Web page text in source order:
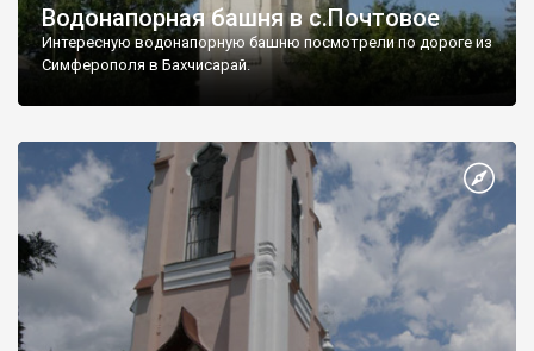
Водонапорная башня в с.Почтовое
Интересную водонапорную башню посмотрели по дороге из
Симферополя в Бахчисарай.